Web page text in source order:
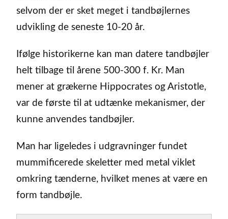
selvom der er sket meget i tandbøjlernes
udvikling de seneste 10-20 år.
Ifølge historikerne kan man datere tandbøjler
helt tilbage til årene 500-300 f. Kr. Man
mener at grækerne Hippocrates og Aristotle,
var de første til at udtænke mekanismer, der
kunne anvendes tandbøjler.
Man har ligeledes i udgravninger fundet
mummificerede skeletter med metal viklet
omkring tænderne, hvilket menes at være en
form tandbøjle.